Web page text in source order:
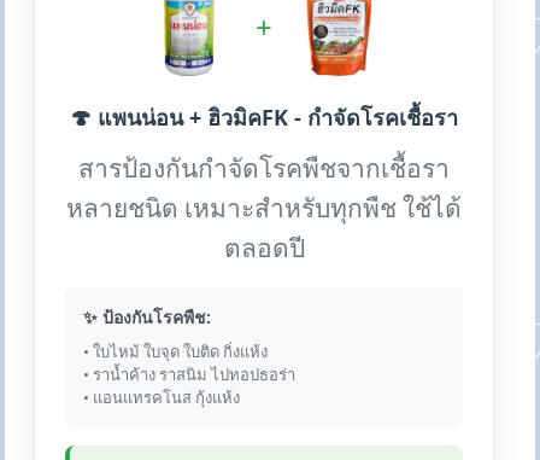
+
🍄 แพนน่อน + ฮิวมิคFK - กำจัดโรคเชื้อรา
สารป้องกันกำจัดโรคพืชจากเชื้อรา
หลายชนิด เหมาะสำหรับทุกพืช ใช้ได้
ตลอดปี
✨ ป้องกันโรคพืช:
• ใบไหม้ ใบจุด ใบติด กิ่งแห้ง
• ราน้ำค้าง ราสนิม ไปทอปธอร่า
• แอนแทรคโนส กุ้งแห้ง